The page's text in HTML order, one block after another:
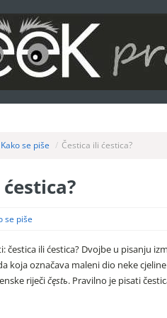
Kako se piše / Čestica ili ćestica?
se piše
čestica ili ćestica? Dvojbe u pisanju
koja označava maleni dio neke
riječičęstь. Pravilno je pisati